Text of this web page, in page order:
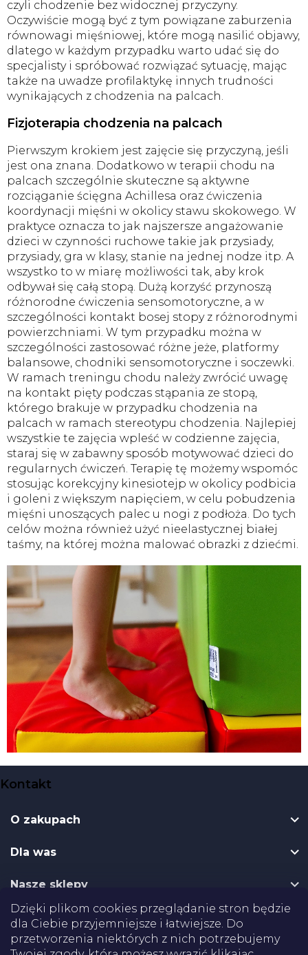
Dzięki plikom cookies przeglądanie stron będzie
dla Ciebie przyjemniejsze i łatwiejsze. Do
przetworzenia niektórych z nich potrzebujemy
czyli chodzenie bez widocznej przyczyny.
Oczywiście mogą być z tym powiązane zaburzenia
równowagi mięśniowej, które mogą nasilić objawy,
dlatego w każdym przypadku warto udać się do
specjalisty i spróbować rozwiązać sytuację, mając
także na uwadze profilaktykę innych trudności
wynikających z chodzenia na palcach.
Fizjoterapia chodzenia na palcach
Pierwszym krokiem jest zajęcie się przyczyną, jeśli
jest ona znana. Dodatkowo w terapii chodu na
palcach szczególnie skuteczne są aktywne
rozciąganie ścięgna Achillesa oraz ćwiczenia
koordynacji mięśni w okolicy stawu skokowego. W
praktyce oznacza to jak najszersze angażowanie
dzieci w czynności ruchowe takie jak przysiady,
przysiady, gra w klasy, stanie na jednej nodze itp. A
wszystko to w miarę możliwości tak, aby krok
odbywał się całą stopą. Dużą korzyść przynoszą
różnorodne ćwiczenia sensomotoryczne, a w
szczególności kontakt bosej stopy z różnorodnymi
powierzchniami. W tym przypadku można w
szczególności zastosować różne jeże, platformy
balansowe, chodniki sensomotoryczne i soczewki.
W ramach treningu chodu należy zwrócić uwagę
na kontakt pięty podczas stąpania ze stopą,
którego brakuje w przypadku chodzenia na
palcach w ramach stereotypu chodzenia. Najlepiej
wszystkie te zajęcia wpleść w codzienne zajęcia,
staraj się w zabawny sposób motywować dzieci do
regularnych ćwiczeń. Terapię tę możemy wspomóc
stosując korekcyjny kinesiotejp w okolicy podbicia
i goleni z większym napięciem, w celu pobudzenia
mięśni unoszących palec u nogi z podłoża. Do tych
celów można również użyć nieelastycznej białej
taśmy, na której można malować obrazki z dziećmi.
t
Kontakt
O zakupach
Dla was
Nasze sklepy
Dostawa